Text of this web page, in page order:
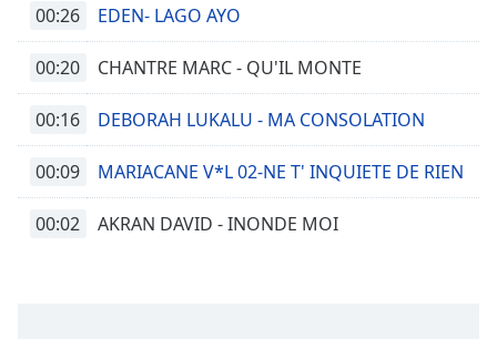
00:26 EDEN- LAGO AYO
00:20 CHANTRE MARC - QU'IL MONTE
00:16 DEBORAH LUKALU - MA CONSOLATION
00:09 MARIACANE V*L 02-NE T' INQUIETE DE RIEN
00:02 AKRAN DAVID - INONDE MOI